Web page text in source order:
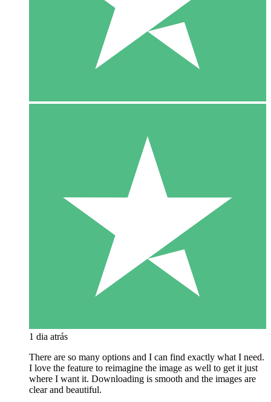
1 dia atrás
There are so many options and I can find exactly what I need.
I love the feature to reimagine the image as well to get it just
where I want it. Downloading is smooth and the images are
clear and beautiful.